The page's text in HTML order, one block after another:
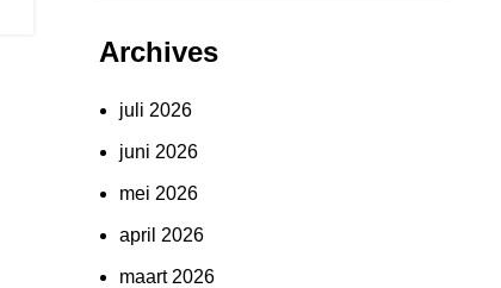
Archives
juli 2026
juni 2026
mei 2026
april 2026
maart 2026